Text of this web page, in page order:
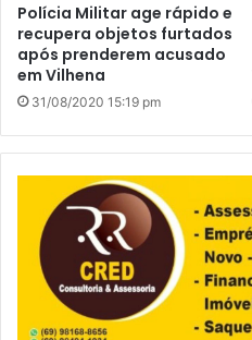
Polícia Militar age rápido e
recupera objetos furtados
após prenderem acusado
em Vilhena
31/08/2020 15:19 pm